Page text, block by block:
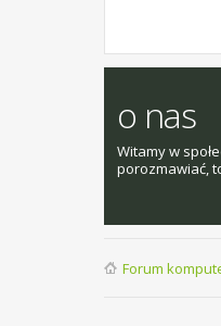
o nas
Witamy w
porozmawiać,
Forum